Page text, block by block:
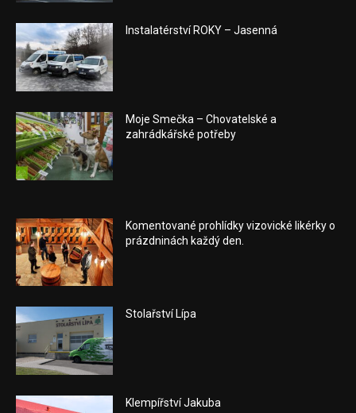
Instalatérství ROKY – Jasenná
Moje Smečka – Chovatelské a
zahrádkářské potřeby
Komentované prohlídky vizovické likérky o
prázdninách každý den.
Stolařství Lípa
Klempířství Jakuba